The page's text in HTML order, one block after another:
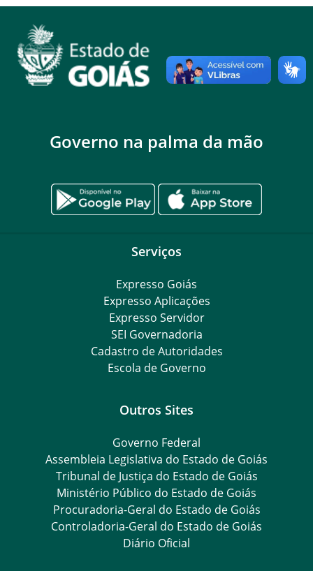
Governo na palma da mão
Serviços
Expresso Goiás
Expresso Aplicações
Expresso Servidor
SEI Governadoria
Cadastro de Autoridades
Escola de Governo
Outros Sites
Governo Federal
Assembleia Legislativa do Estado de Goiás
Tribunal de Justiça do Estado de Goiás
Ministério Público do Estado de Goiás
Procuradoria-Geral do Estado de Goiás
Controladoria-Geral do Estado de Goiás
Diário Oficial